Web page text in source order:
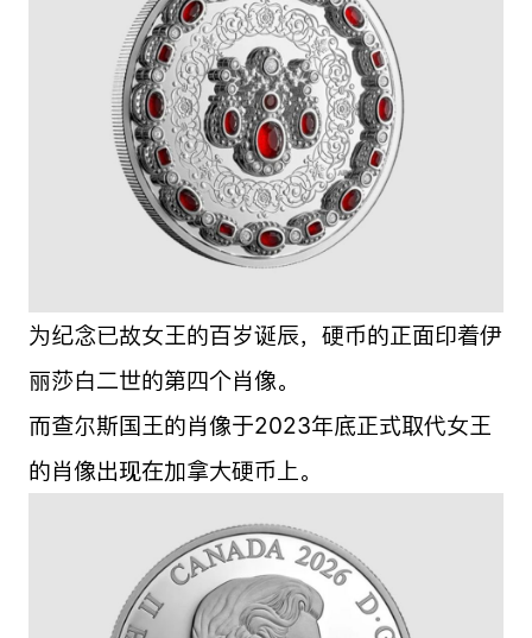
为纪念已故女王的百岁诞辰，硬币的正面印着伊
丽莎白二世的第四个肖像。
而查尔斯国王的肖像于2023年底正式取代女王
的肖像出现在加拿大硬币上。